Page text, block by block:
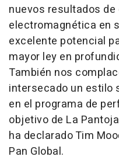
nuevos resultados
electromagnética en
excelente potencial
mayor ley en
También nos
intersecado un estilo
en el programa de
objetivo de La
ha declaradoTim
Pan Global.